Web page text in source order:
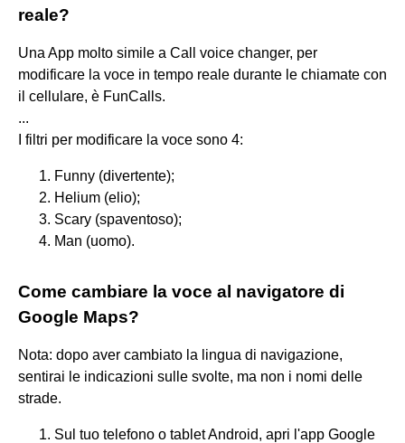
reale?
Una App molto simile a Call voice changer, per
modificare la voce in tempo reale durante le chiamate con
il cellulare, è FunCalls.
...
I filtri per modificare la voce sono 4:
Funny (divertente);
Helium (elio);
Scary (spaventoso);
Man (uomo).
Come cambiare la voce al navigatore di
Google Maps?
Nota: dopo aver cambiato la lingua di navigazione,
sentirai le indicazioni sulle svolte, ma non i nomi delle
strade.
Sul tuo telefono o tablet Android, apri l'app Google